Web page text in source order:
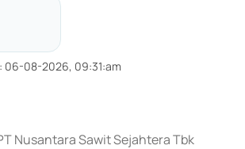
: 06-08-2026, 09:31:am
Nusantara Sawit Sejahtera Tbk